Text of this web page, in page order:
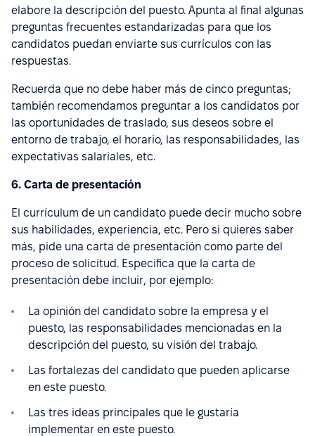
elabore la descripción del puesto. Apunta al final algunas
preguntas frecuentes estandarizadas para que los
candidatos puedan enviarte sus currículos con las
respuestas.
Recuerda que no debe haber más de cinco preguntas;
también recomendamos preguntar a los candidatos por
las oportunidades de traslado, sus deseos sobre el
entorno de trabajo, el horario, las responsabilidades, las
expectativas salariales, etc.
6. Carta de presentación
El currículum de un candidato puede decir mucho sobre
sus habilidades, experiencia, etc. Pero si quieres saber
más, pide una carta de presentación como parte del
proceso de solicitud. Especifica que la carta de
presentación debe incluir, por ejemplo:
La opinión del candidato sobre la empresa y el
puesto, las responsabilidades mencionadas en la
descripción del puesto, su visión del trabajo.
Las fortalezas del candidato que pueden aplicarse
en este puesto.
Las tres ideas principales que le gustaría
implementar en este puesto.